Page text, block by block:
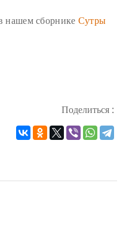
нашем сборнике Сутры
Поделиться :